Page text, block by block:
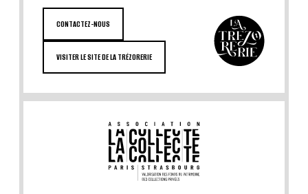
CONTACTEZ-NOUS
VISITER LE SITE DE LA TRÉZORERIE